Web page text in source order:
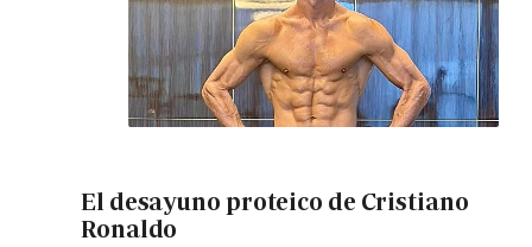
El desayuno proteico de Cristiano
Ronaldo